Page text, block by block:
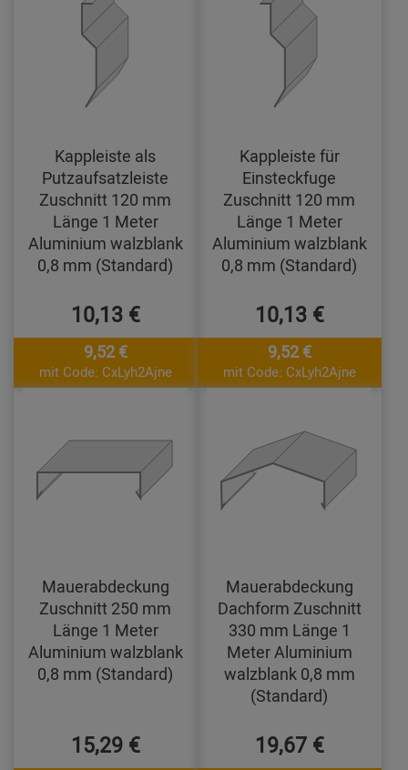
Kappleiste als
Putzaufsatzleiste
Zuschnitt 120 mm
Länge 1 Meter
Aluminium walzblank
0,8 mm (Standard)
10,13 €
9,52 €
mit Code: CxLyh2Ajne
Kappleiste für
Einsteckfuge
Zuschnitt 120 mm
Länge 1 Meter
Aluminium walzblank
0,8 mm (Standard)
10,13 €
9,52 €
mit Code: CxLyh2Ajne
Mauerabdeckung
Zuschnitt 250 mm
Länge 1 Meter
Aluminium walzblank
0,8 mm (Standard)
15,29 €
Mauerabdeckung
Dachform Zuschnitt
330 mm Länge 1
Meter Aluminium
walzblank 0,8 mm
(Standard)
19,67 €